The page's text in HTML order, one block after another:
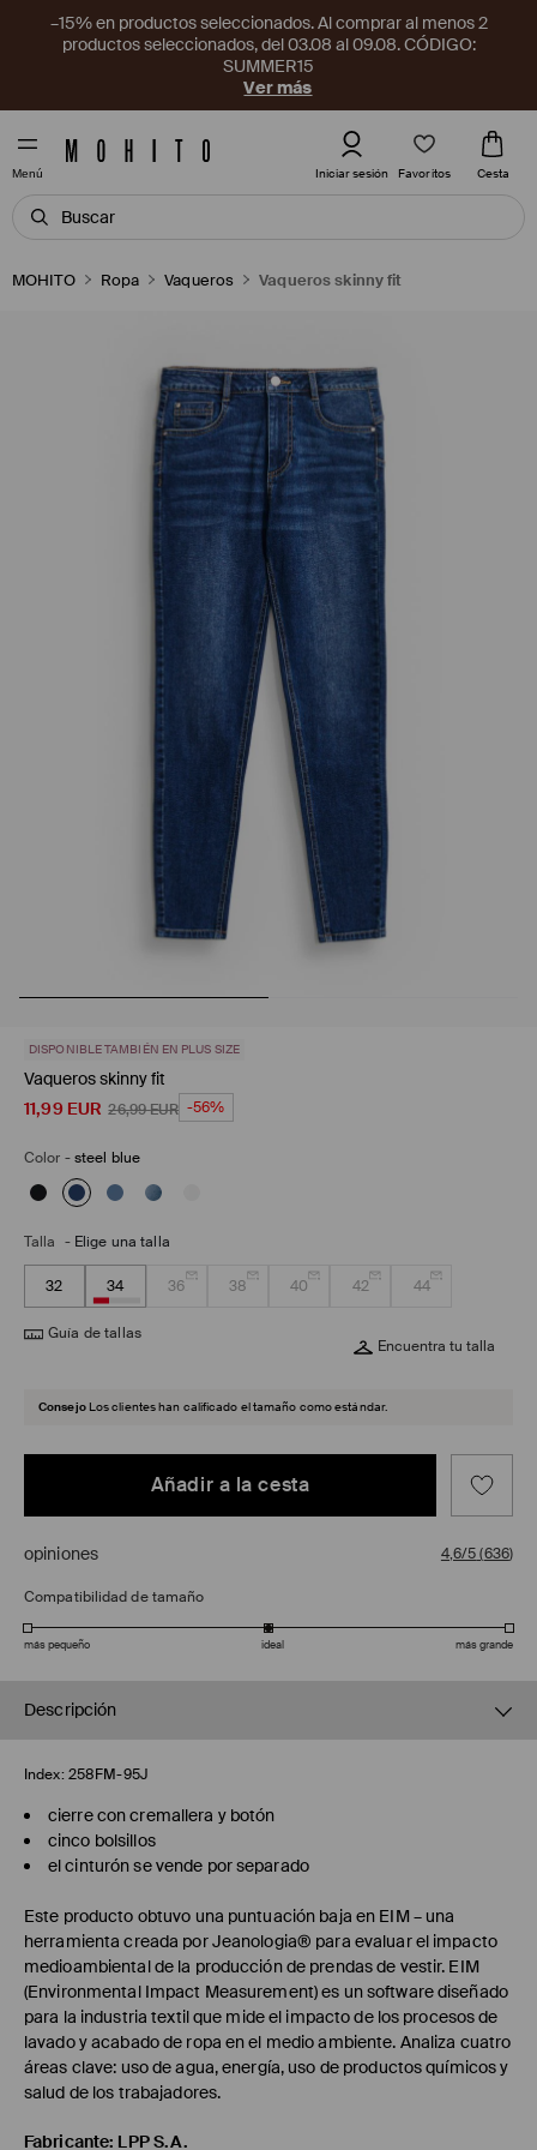
–15% en productos seleccionados. Al comprar al menos 2
productos seleccionados, del 03.08 al 09.08. CÓDIGO:
SUMMER15
Ver más
Menú Iniciar sesión Favoritos Cesta
MOHITO Ropa Vaqueros Vaqueros skinny fit
DISPONIBLE TAMBIÉN EN PLUS SIZE
Vaqueros skinny fit
11,99 EUR 26,99EUR -56%
Color -steel blue
Talla - Elige una talla
32 34 36 38 40 42 44
Guía de tallas
Encuentra tu talla
Consejo Los clientes han calificado el tamaño como estándar.
Añadir a la cesta
opiniones 4,6/5(636)
Compatibilidad de tamaño
más pequeño ideal más grande
Descripción
Index: 258FM-95J
cierre con cremallera y botón
cinco bolsillos
el cinturón se vende por separado
Este producto obtuvo una puntuación baja en EIM – una
herramienta creada por Jeanologia® para evaluar el impacto
medioambiental de la producción de prendas de vestir. EIM
(Environmental Impact Measurement) es un software diseñado
para la industria textil que mide el impacto de los procesos de
lavado y acabado de ropa en el medio ambiente. Analiza cuatro
áreas clave: uso de agua, energía, uso de productos químicos y
salud de los trabajadores.
Fabricante: LPP S.A.